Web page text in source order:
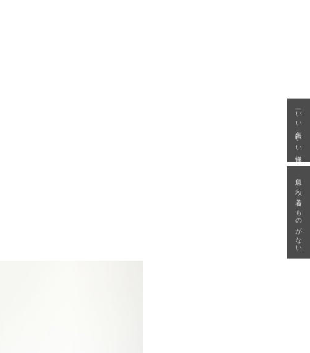
「いい年齢 いい洋服」
急に秋、着るものがない